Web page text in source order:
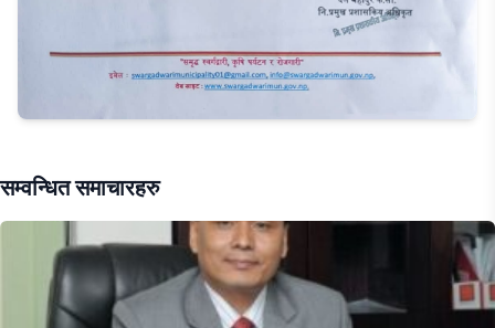
सम्वन्धित समाचारहरु